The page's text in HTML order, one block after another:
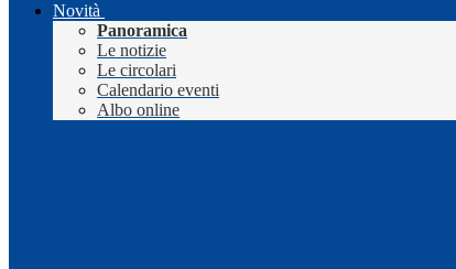
Novità
Panoramica
Le notizie
Le circolari
Calendario eventi
Albo online